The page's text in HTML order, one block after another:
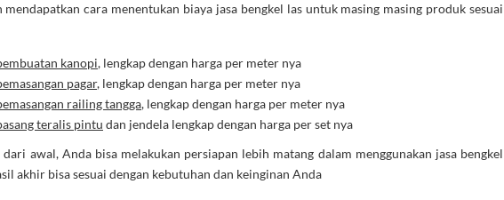
mendapatkan cara menentukan biaya jasa bengkel las untuk masing masing produk sesuai
kanopi, lengkap dengan harga per meter nya
pagar, lengkap dengan harga per meter nya
railing tangga, lengkap dengan harga per meter nya
teralis pintu dan jendela lengkap dengan harga per set nya
awal, Anda bisa melakukan persiapan lebih matang dalam menggunakan jasa bengkel
akhir bisa sesuai dengan kebutuhan dan keinginan Anda